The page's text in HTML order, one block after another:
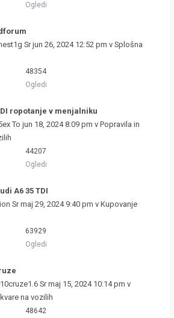
Ogledi
Sr jun 26, 2024 12:52 pm v Splošna
48354
Ogledi
ropotanje v menjalniku
To jun 18, 2024 8:09 pm v Popravila in
44207
Ogledi
A6 35 TDI
Sr maj 29, 2024 9:40 pm v Kupovanje
63929
Ogledi
Sr maj 15, 2024 10:14 pm v
na vozilih
48642